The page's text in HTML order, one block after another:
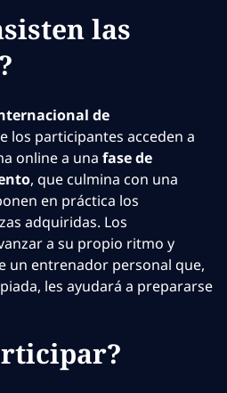
las
de
los participantes acceden a
online a una fase de
, que culmina con una
en práctica los
adquiridas. Los
a su propio ritmo y
un entrenador personal que,
les ayudará a prepararse